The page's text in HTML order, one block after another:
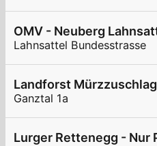
Lahnsattel Bundesstrasse
Landforst Mürzzuschlag
Ganztal 1a